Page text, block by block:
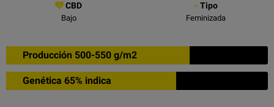
CBD
Bajo
Tipo
Feminizada
Producción 500-550 g/m2
Genética 65% indica